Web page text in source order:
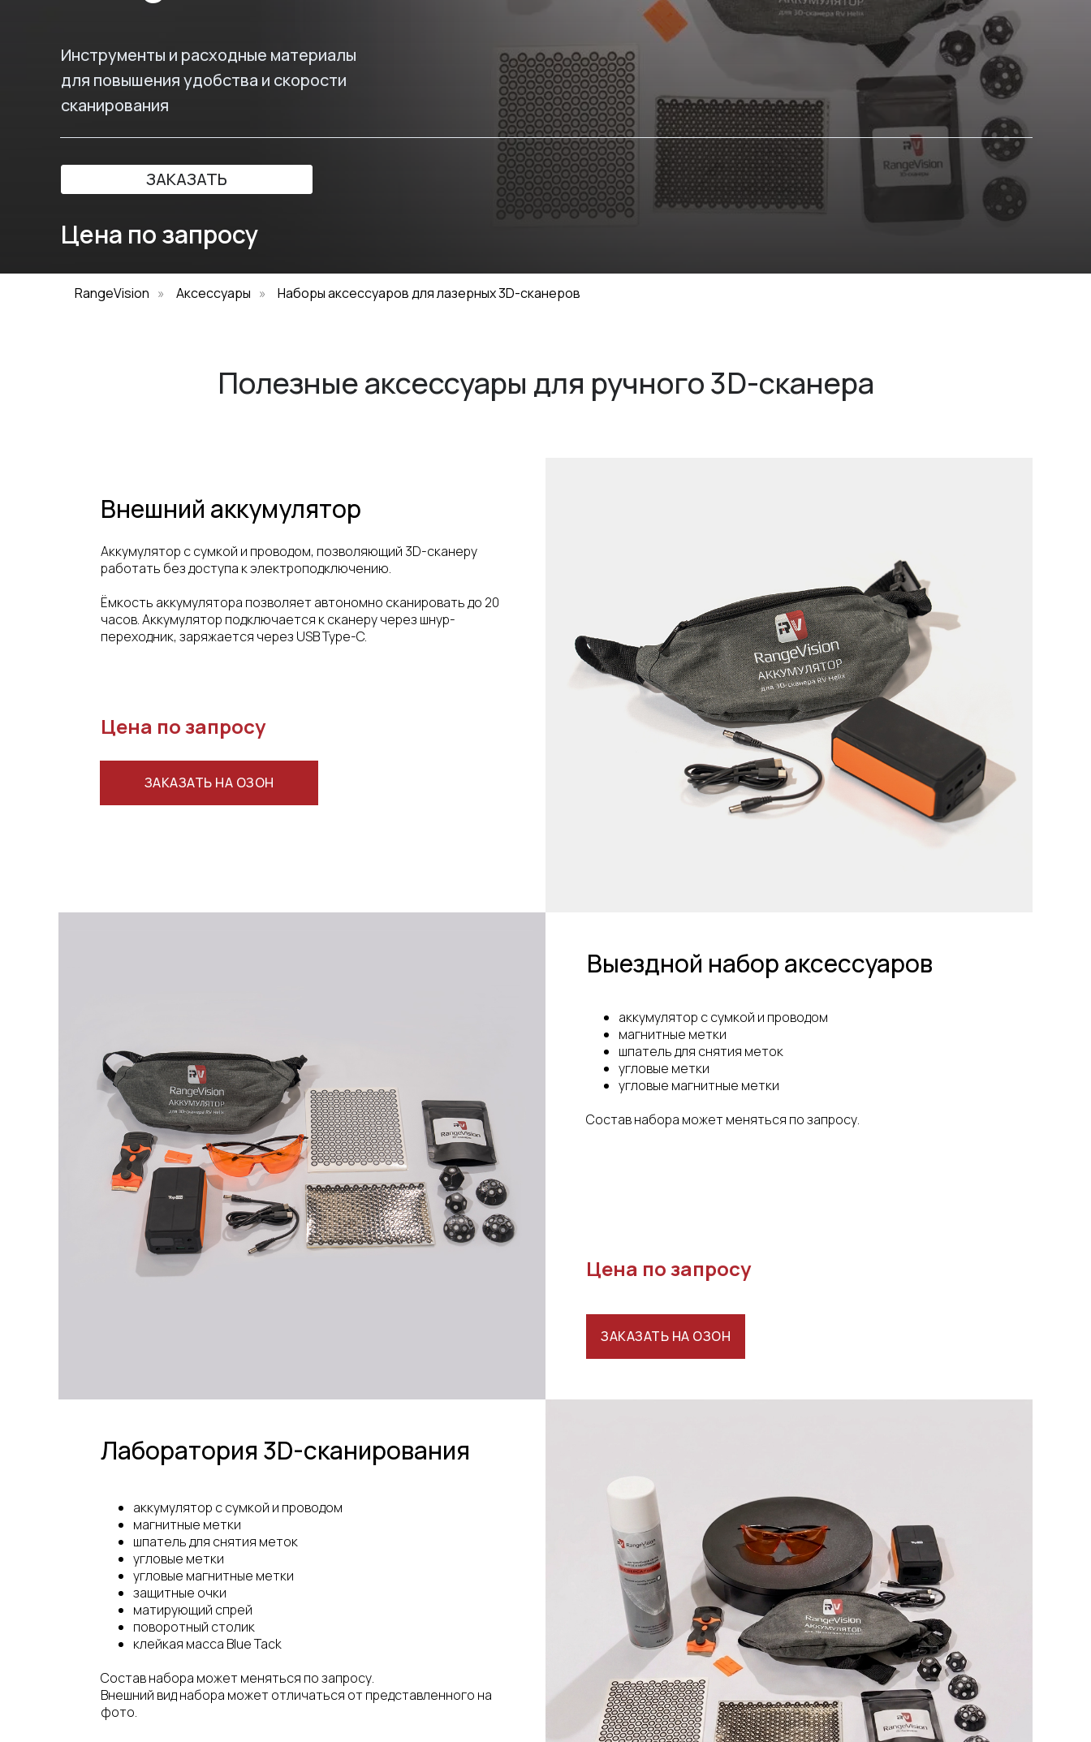
Инструменты и расходные материалы
для повышения удобства и скорости
сканирования
Цена по запросу
ЗАКАЗАТЬ
RangeVision » Аксессуары » Наборы аксессуаров для лазерных 3D-сканеров
Полезные аксессуары для ручного 3D-сканера
Аккумулятор с сумкой и проводом, позволяющий 3D-сканеру
работать без доступа к электроподключению.
Ёмкость аккумулятора позволяет автономно сканировать до 20
часов. Аккумулятор подключается к сканеру через шнур-
переходник, заряжается через USB Type-C.
Цена по запросу
Внешний аккумулятор
ЗАКАЗАТЬ НА ОЗОН
Выездной набор аксессуаров
аккумулятор с сумкой и проводом
магнитные метки
шпатель для снятия меток
угловые метки
угловые магнитные метки
Состав набора может меняться по запросу.
Цена по запросу
ЗАКАЗАТЬ НА ОЗОН
аккумулятор с сумкой и проводом
магнитные метки
шпатель для снятия меток
угловые метки
угловые магнитные метки
защитные очки
матирующий спрей
поворотный столик
клейкая масса Blue Tack
Состав набора может меняться по запросу.
Внешний вид набора может отличаться от представленного на
фото.
Лаборатория 3D-сканирования